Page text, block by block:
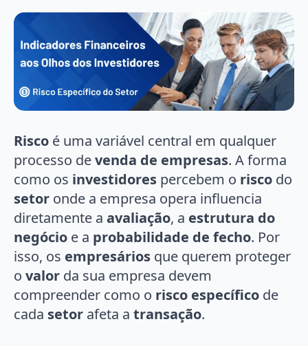
Risco é uma variável central em qualquer
processo devenda de empresas. A forma
como os investidores percebem o risco do
setor onde a empresa opera influencia
diretamente a avaliação, a estrutura do
negócio e a probabilidade de fecho. Por
isso, os empresários que querem proteger
o valor da sua empresa devem
compreender como o risco específico de
cada setor afeta a transação.